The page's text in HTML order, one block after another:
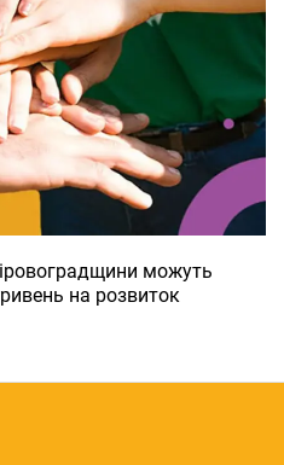
можуть
на розвиток